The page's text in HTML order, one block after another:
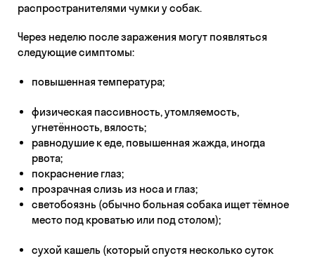
распространителями чумки у собак.
Через неделю после заражения могут появляться
следующие симптомы:
повышенная температура;
физическая пассивность, утомляемость,
угнетённость, вялость;
равнодушие к еде, повышенная жажда, иногда
рвота;
покраснение глаз;
прозрачная слизь из носа и глаз;
светобоязнь (обычно больная собака ищет тёмное
место под кроватью или под столом);
сухой кашель (который спустя несколько суток